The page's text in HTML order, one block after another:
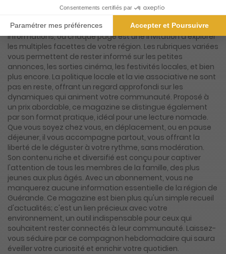
curieux des loisirs, ou un fervent défenseur de la culture, ce
magazine a de quoi satisfaire toutes vos attentes.
Chaque semaine, plongez dans un univers riche en
informations, où chaque page est une invitation à explorer
les multiples facettes de votre région. Les rubriques variées
vous permettent de rester informé sur les petites
annonces, les sorties cinéma, les festivités locales, et bien
plus encore. La politique locale et la vie associative ne sont
pas en reste, offrant un regard approfondi sur les
dynamiques qui animent votre communauté. Proposé à
un prix abordable, ce magazine se distingue également
par son format pratique, idéal pour une lecture nomade.
Que vous soyez chez vous, en déplacement, ou en pause
déjeuner, il vous accompagne partout, vous offrant la
liberté de le déguster à votre rythme, sans modération.
Son contenu riche et diversifié est conçu pour captiver
l'attention de tous les membres de la famille, des plus
jeunes aux plus âgés. Avec un abonnement, vous ne
manquerez aucune information essentielle de la région de
Guérande. Ce magazine est bien plus qu'un simple recueil
d'actualités; c'est un lien précieux avec votre
environnement, un outil indispensable pour ceux qui
souhaitent rester connectés à leur communauté. Laissez-
vous séduire par ce compagnon hebdomadaire qui saura
éveiller votre curiosité et enrichir votre quotidien.